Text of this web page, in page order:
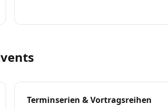
Terminserien & Vortragsreihen